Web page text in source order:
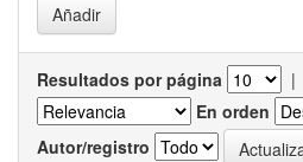
Resultados por página |
En orden
Autor/registro